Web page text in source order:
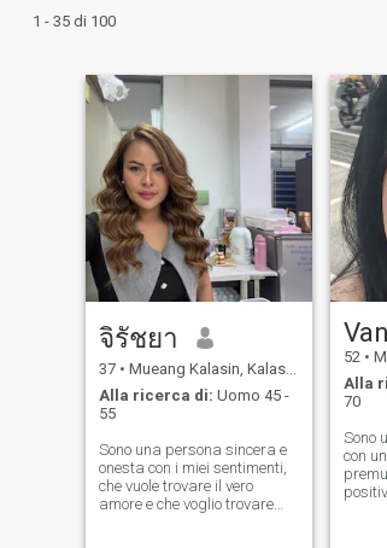
1 - 35 di 100
จิรัชยา
37 • Mueang Kalasin, Kalasin, Thailandia
Alla ricerca di: Uomo 45 -
55
Sono una persona sincera e
onesta con i miei sentimenti,
che vuole trovare il vero
amore e che voglio trovare
52 •
Alla
70
Sono
con
positivo; sto